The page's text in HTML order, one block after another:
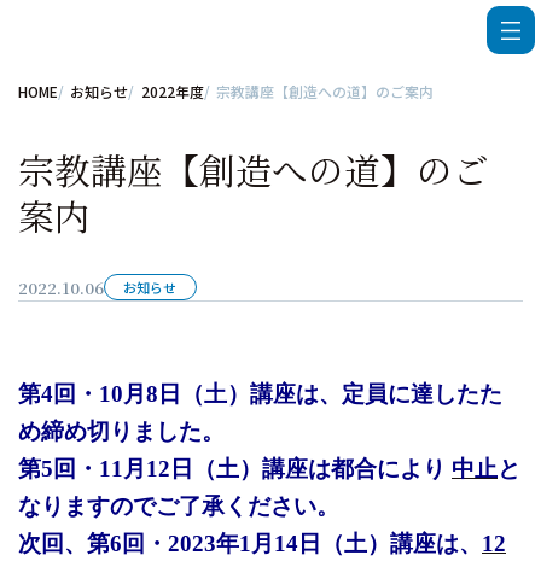
HOME お知らせ 2022年度 宗教講座【創造への道】のご案内
宗教講座【創造への道】のご
案内
2022.10.06 お知らせ
第4回・10月8日（土）講座は、定員に達したた
め締め切りました。
第5回・11月12日（土）講座は都合により 中止と
なりますのでご了承ください。
次回、第6回・2023年1月14日（土）講座は、 12